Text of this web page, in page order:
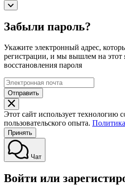
Забыли пароль?
Укажите электронный адрес,
регистрации, и мы вышлем на
восстановления пароля
Отправить
Этот сайт использует технологию
пользовательского опыта.
Принять
Чат
Войти или